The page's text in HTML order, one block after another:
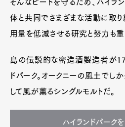
そんなピートを守るため、ハイラ
体と共同でさまざまな活動に取り
用量を低減させる研究と努力も重
島の伝説的な密造酒製造者が
ドパーク。オークニーの風土でし
して風が薫るシングルモルトだ。
ハイランドパーク